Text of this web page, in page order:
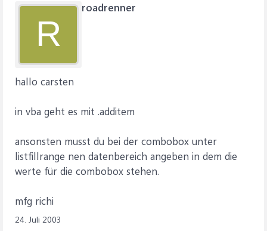
R
roadrenner
hallo carsten
in vba geht es mit .additem
ansonsten musst du bei der combobox unter
listfillrange nen datenbereich angeben in dem die
werte für die combobox stehen.
mfg richi
24. Juli 2003